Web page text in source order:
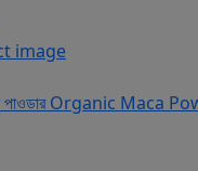
পাওডার Organic Maca